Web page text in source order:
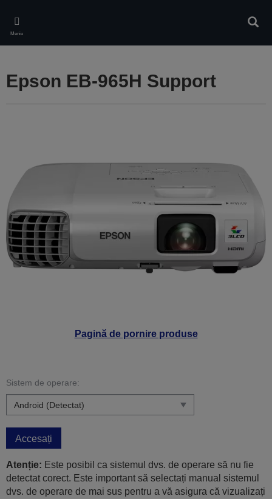
main
content
Meniu
Pagină de pornire produse
Epson EB-965H Support
Sistem de operare:
Accesați
Atenție: Este posibil ca sistemul dvs. de operare să nu fie
detectat corect. Este important să selectați manual sistemul
dvs. de operare de mai sus pentru a vă asigura că vizualizați